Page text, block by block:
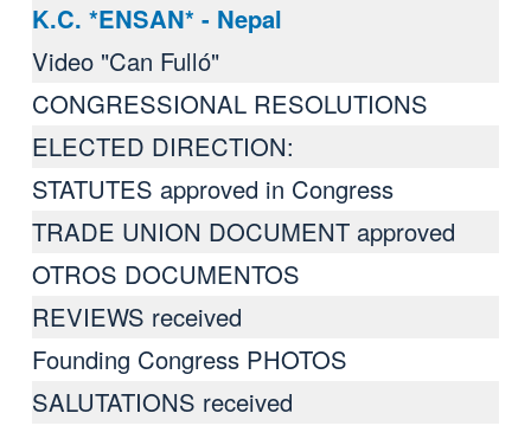
K.C. *ENSAN* - Nepal
Video "Can Fulló"
CONGRESSIONAL RESOLUTIONS
ELECTED DIRECTION:
STATUTES approved in Congress
TRADE UNION DOCUMENT approved
OTROS DOCUMENTOS
REVIEWS received
Founding Congress PHOTOS
SALUTATIONS received